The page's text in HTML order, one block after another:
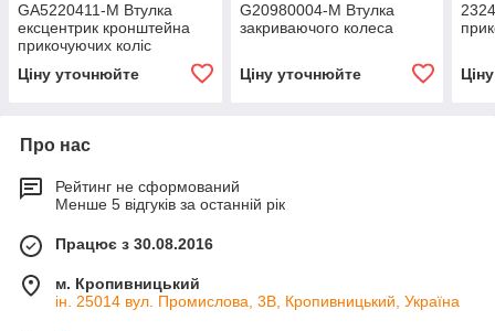
GA5220411-M Втулка
ексцентрик кронштейна
прикочуючих коліс
Ціну уточнюйте
G20980004-M Втулка
закриваючого колеса
Ціну уточнюйте
Про нас
Рейтинг не сформований
Менше 5 відгуків за останній рік
Працює з 30.08.2016
м. Кропивницький
ін. 25014 вул. Промислова, 3В, Кропивницький, Україна